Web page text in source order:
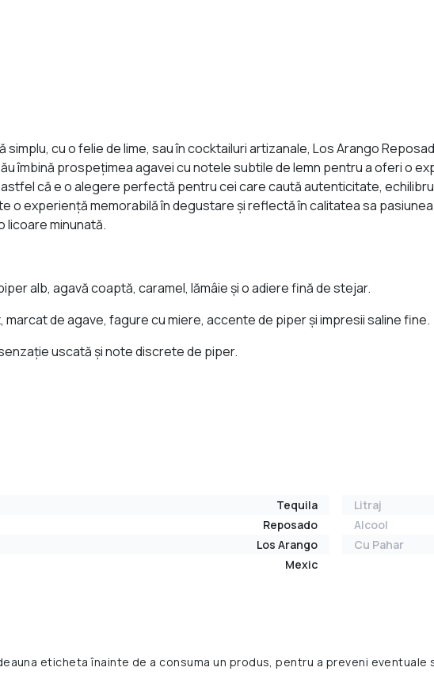
simplu, cu o felie de lime, sau în cocktailuri artizanale, Los Arango
îmbină prospețimea agavei cu notele subtile de lemn pentru a oferi o
că e o alegere perfectă pentru cei care caută autenticitate,
o experiență memorabilă în degustare și reflectă în calitatea sa
licoare minunată.
alb, agavă coaptă, caramel, lămâie și o adiere fină de stejar.
marcat de agave, fagure cu miere, accente de piper și impresii saline fine.
uscată și note discrete de piper.
Tequila
Reposado
Los Arango
Mexic
Litraj
Alcool
Cu Pahar
eticheta înainte de a consuma un produs, pentru a preveni eventuale